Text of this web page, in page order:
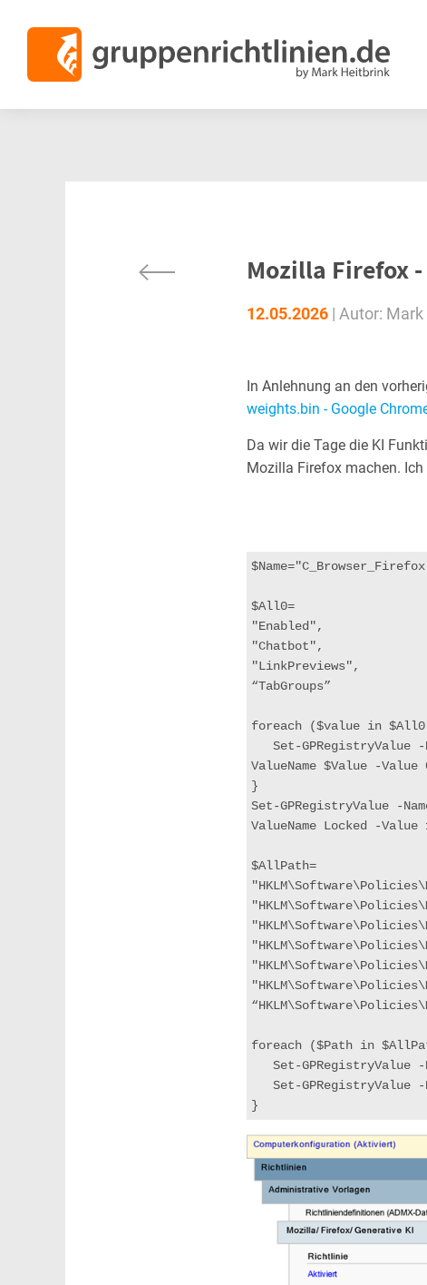
Mozilla Firefox
12.05.2026 | Autor:
In Anlehnung an den
weights.bin - Google
Da wir die Tage die KI
Mozilla Firefox machen. Ich
$All0=
"Enabled",
"Chatbot",
"LinkPreviews",
“TabGroups”
foreach ($value in
ValueName $Value -Value
}
Set-GPRegistryValue -
ValueName Locked -Value
$AllPath=
foreach ($Path in
Set-
Set-
}